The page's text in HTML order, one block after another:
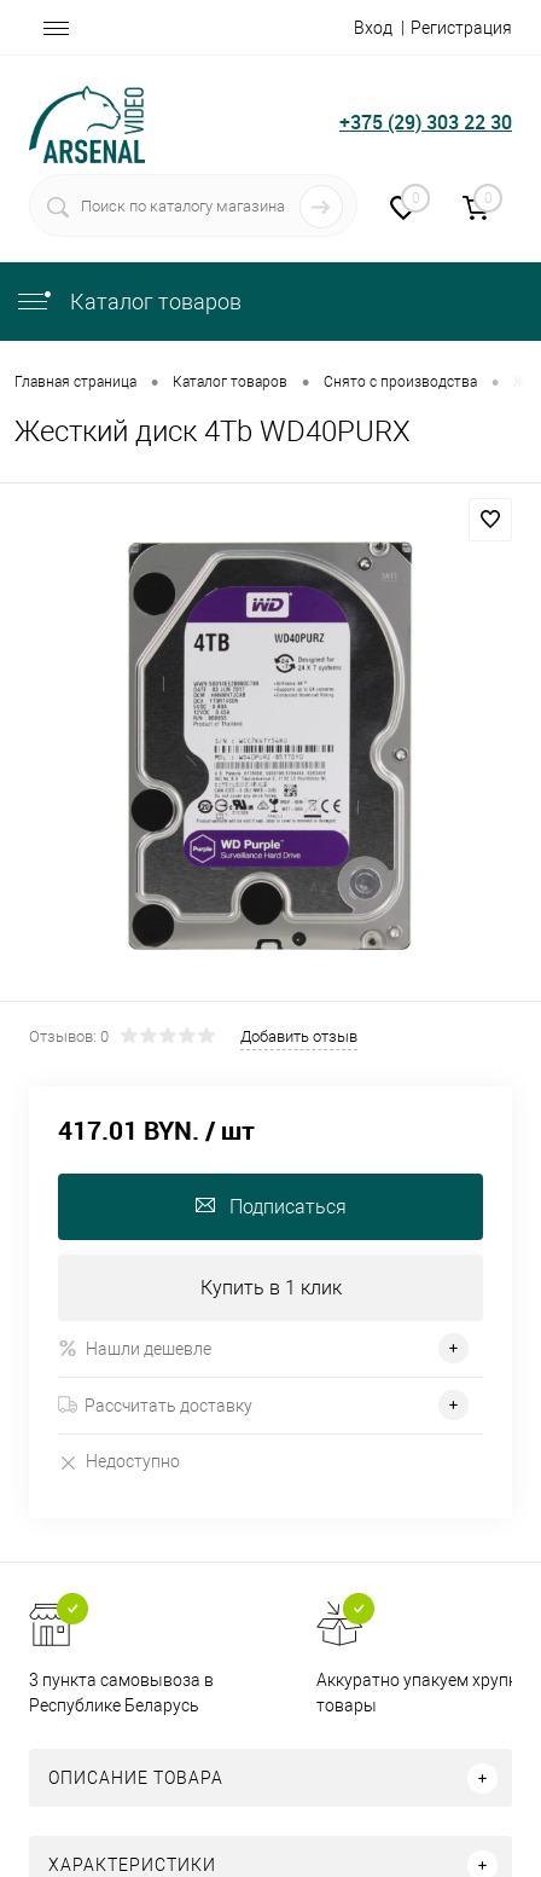
Вход Регистрация
+375 (29) 303 22 30
0 0
Каталог товаров
Главная страница • Каталог товаров • Снято с производства •
Жесткий диск 4Tb WD40PURX
Отзывов: 0 Добавить отзыв
417.01 BYN. / шт
Подписаться
Купить в 1 клик
Нашли дешевле
Рассчитать доставку
Недоступно
3 пункта самовывоза в
Республике Беларусь
Аккуратно упакуем хрупкие
товары
ОПИСАНИЕ ТОВАРА
ХАРАКТЕРИСТИКИ